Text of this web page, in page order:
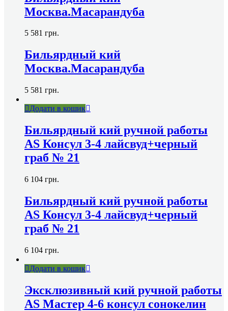
Москва.Масарандуба
5 581 грн.
Бильярдный кий
Москва.Масарандуба
5 581 грн.
Додати в кошик
Бильярдный кий ручной работы
AS Консул 3-4 лайсвуд+черный
граб № 21
6 104 грн.
Бильярдный кий ручной работы
AS Консул 3-4 лайсвуд+черный
граб № 21
6 104 грн.
Додати в кошик
Эксклюзивный кий ручной работы
AS Мастер 4-6 консул сонокелин